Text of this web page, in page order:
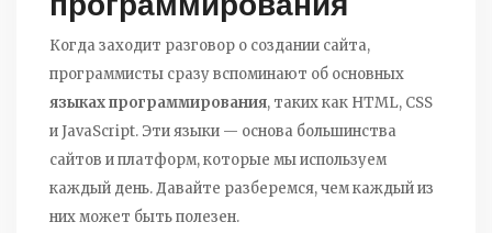
Когда заходит разговор о создании сайта,
программисты сразу вспоминают об основных
языках программирования, таких как HTML, CSS
и JavaScript. Эти языки — основа большинства
сайтов и платформ, которые мы используем
каждый день. Давайте разберемся, чем каждый из
них может быть полезен.